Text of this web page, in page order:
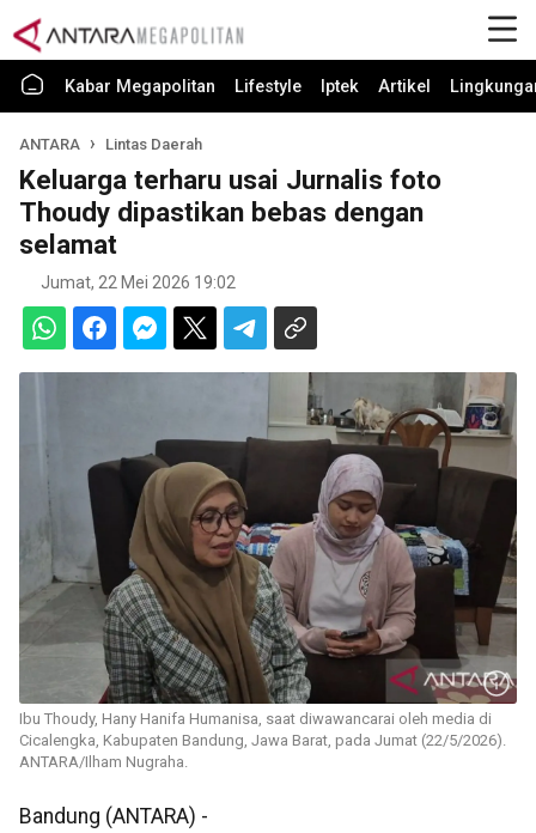
Kabar Megapolitan Lifestyle Iptek Artikel
ANTARA Lintas Daerah
Keluarga terharu usai Jurnalis foto
Thoudy dipastikan bebas dengan
selamat
Jumat, 22 Mei 2026 19:02
Ibu Thoudy, Hany Hanifa Humanisa, saat diwawancarai oleh media di
Cicalengka, Kabupaten Bandung, Jawa Barat, pada Jumat (22/5/2026).
ANTARA/Ilham Nugraha.
Bandung (ANTARA) -